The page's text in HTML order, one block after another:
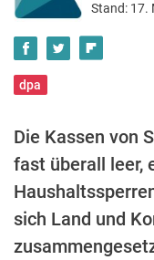
Stand: 17.
dpa
Die Kassen von
fast überall leer,
sich Land und